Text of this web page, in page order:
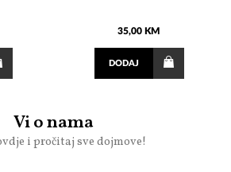
35,00 KM
DODAJ
Vi o nama
i pročitaj sve dojmove!